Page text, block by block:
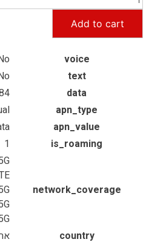
Add to cart
voice
text
data
apn_type
apn_value
is_roaming
1
network_coverage
country